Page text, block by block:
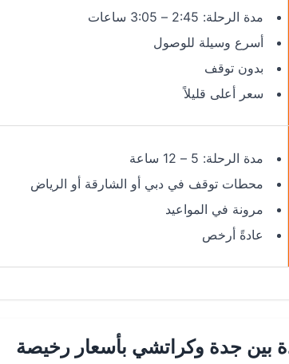
مدة الرحلة: 2:45 – 3:05 ساعات
أسرع وسيلة للوصول
بدون توقف
سعر أعلى قليلاً
مدة الرحلة: 5 – 12 ساعة
محطات توقف في دبي أو الشارقة أو الرياض
مرونة في المواعيد
عادةً أرخص
بين جدة وكراتشي بأسعار رخيصة